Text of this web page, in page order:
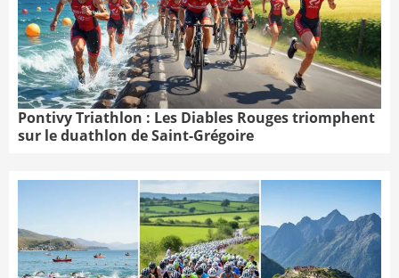
Pontivy Triathlon : Les Diables Rouges triomphent
sur le duathlon de Saint-Grégoire